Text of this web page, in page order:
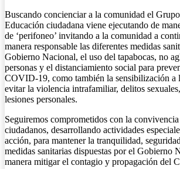
Buscando concienciar a la comunidad el
Educación ciudadana viene ejecutando de
de ‘perifoneo’ invitando a la comunidad a
manera responsable las diferentes medidas
Gobierno Nacional, el uso del tapabocas, no
personas y el distanciamiento social para
COVID-19, como también la sensibilización a
evitar la violencia intrafamiliar, delitos
lesiones personales.
Seguiremos comprometidos con la
ciudadanos, desarrollando actividades
acción, para mantener la tranquilidad,
medidas sanitarias dispuestas por el Gobierno
manera mitigar el contagio y propagación del